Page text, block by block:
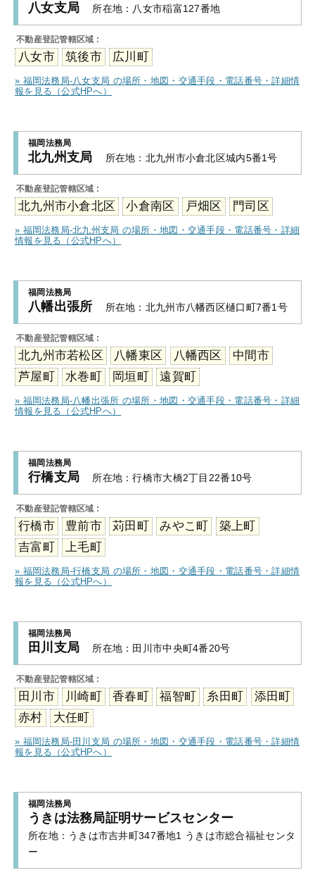
八女支局 所在地： 八女市稲富127番地
不動産登記管轄区域 :
八女市 筑後市 広川町
» 福岡法務局-八女支局 の場所・地図・交通手段・電話番号・詳細情
報を見る（公式HPへ）
福岡法務局
北九州支局 所在地： 北九州市小倉北区城内5番1号
不動産登記管轄区域 :
北九州市小倉北区 小倉南区 戸畑区 門司区
» 福岡法務局-北九州支局 の場所・地図・交通手段・電話番号・詳細
情報を見る（公式HPへ）
福岡法務局
八幡出張所 所在地： 北九州市八幡西区樋口町7番1号
不動産登記管轄区域 :
北九州市若松区 八幡東区 八幡西区
中間市
芦屋町
水巻町 岡垣町 遠賀町
» 福岡法務局-八幡出張所 の場所・地図・交通手段・電話番号・詳細
情報を見る（公式HPへ）
福岡法務局
行橋支局 所在地：行橋市大橋2丁目22番10号
不動産登記管轄区域 :
行橋市 豊前市 苅田町 みやこ町
築上町
吉富町
上毛町
» 福岡法務局-行橋支局 の場所・地図・交通手段・電話番号・詳細情
報を見る（公式HPへ）
福岡法務局
田川支局 所在地： 田川市中央町4番20号
不動産登記管轄区域 :
田川市 川崎町 香春町 福智町 糸田町
添田町
赤村
大任町
» 福岡法務局-田川支局 の場所・地図・交通手段・電話番号・詳細情
報を見る（公式HPへ）
福岡法務局
うきは法務局証明サービスセンター
所在地： うきは市吉井町347番地1 うきは市総合福祉センタ
ー